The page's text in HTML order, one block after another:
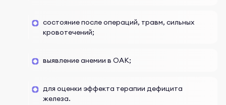
состояние после операций, травм, сильных
кровотечений;
выявление анемии в ОАК;
для оценки эффекта терапии дефицита
железа.